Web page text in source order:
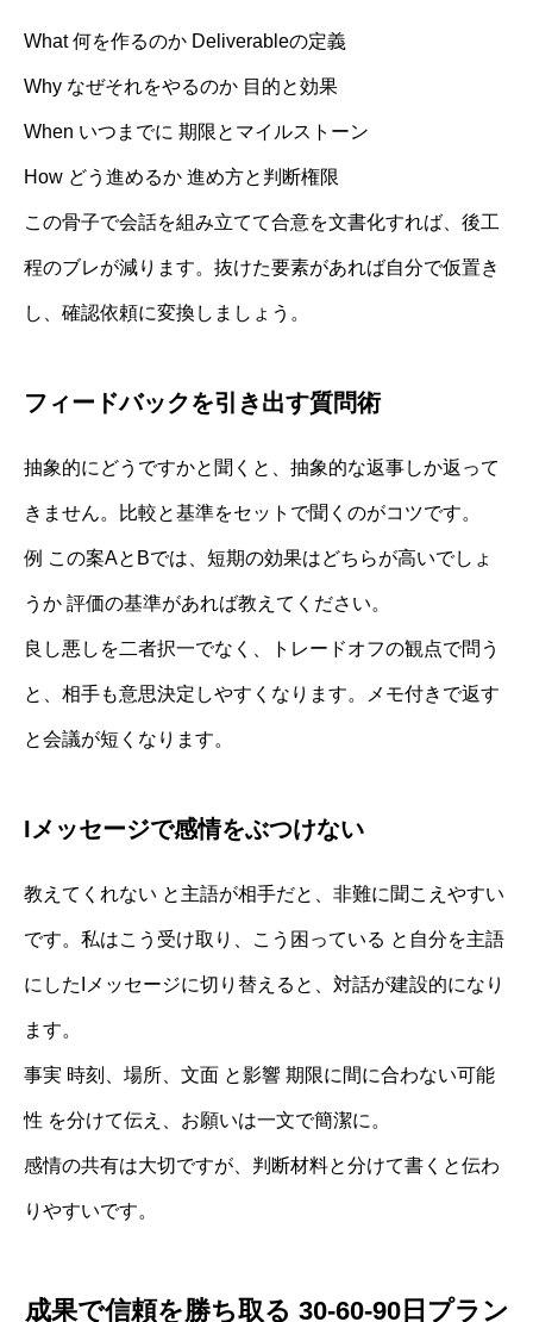
What 何を作るのか Deliverableの定義
Why なぜそれをやるのか 目的と効果
When いつまでに 期限とマイルストーン
How どう進めるか 進め方と判断権限
この骨子で会話を組み立てて合意を文書化すれば、後工
程のブレが減ります。抜けた要素があれば自分で仮置き
し、確認依頼に変換しましょう。
フィードバックを引き出す質問術
抽象的にどうですかと聞くと、抽象的な返事しか返って
きません。比較と基準をセットで聞くのがコツです。
例 この案AとBでは、短期の効果はどちらが高いでしょ
うか 評価の基準があれば教えてください。
良し悪しを二者択一でなく、トレードオフの観点で問う
と、相手も意思決定しやすくなります。メモ付きで返す
と会議が短くなります。
Iメッセージで感情をぶつけない
教えてくれない と主語が相手だと、非難に聞こえやすい
です。私はこう受け取り、こう困っている と自分を主語
にしたIメッセージに切り替えると、対話が建設的になり
ます。
事実 時刻、場所、文面 と影響 期限に間に合わない可能
性 を分けて伝え、お願いは一文で簡潔に。
感情の共有は大切ですが、判断材料と分けて書くと伝わ
りやすいです。
成果で信頼を勝ち取る 30-60-90日プラン